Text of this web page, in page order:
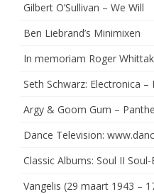
Gilbert O’Sullivan – We Will
Ben Liebrand’s Minimixen
In memoriam Roger
Seth Schwarz: Electronica
Argy & Goom Gum –
Dance Television:
Classic Albums: Soul II
Vangelis (29 maart 1943 –